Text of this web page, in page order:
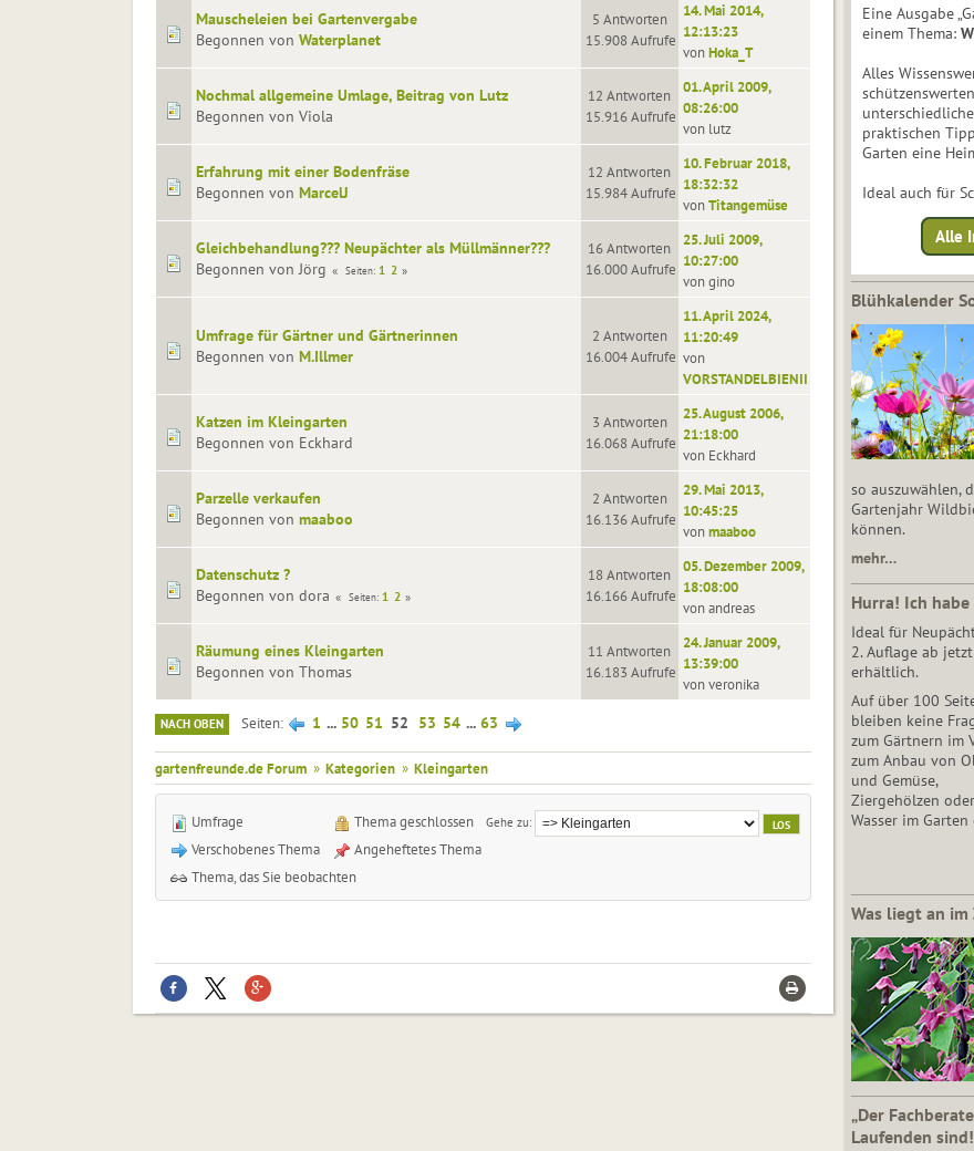
Mauscheleien bei Gartenvergabe
Begonnen von Waterplanet
5 Antworten
15.908 Aufrufe
14. Mai 2014,
12:13:23
vonHoka_T
Nochmal allgemeine Umlage, Beitrag von Lutz
Begonnen von Viola
12 Antworten
15.916 Aufrufe
01. April 2009,
08:26:00
von lutz
Erfahrung mit einer Bodenfräse
Begonnen von MarcelJ
12 Antworten
15.984 Aufrufe
10. Februar 2018,
18:32:32
vonTitangemüse
Gleichbehandlung??? Neupächter als Müllmänner???
Begonnen von Jörg
Seiten 1 2
16 Antworten
16.000 Aufrufe
25. Juli 2009,
10:27:00
von gino
Umfrage für Gärtner und Gärtnerinnen
Begonnen von M.Illmer
2 Antworten
16.004 Aufrufe
11. April 2024,
11:20:49
von
VORSTANDELBIENII
Katzen im Kleingarten
Begonnen von Eckhard
3 Antworten
16.068 Aufrufe
25. August 2006,
21:18:00
von Eckhard
Parzelle verkaufen
Begonnen von maaboo
2 Antworten
16.136 Aufrufe
29. Mai 2013,
10:45:25
vonmaaboo
Datenschutz ?
Begonnen von dora
Seiten 1 2
18 Antworten
16.166 Aufrufe
05. Dezember 2009,
18:08:00
von andreas
Räumung eines Kleingarten
Begonnen von Thomas
11 Antworten
16.183 Aufrufe
24. Januar 2009,
13:39:00
von veronika
NACH OBEN Seiten 1 ... 50 51 52 53 54 ... 63
gartenfreunde.de Forum » Kategorien » Kleingarten
Gehe zu
Umfrage
Verschobenes Thema
Thema geschlossen
Angeheftetes Thema
Thema, das Sie beobachten
Eine Ausgabe
einem Thema:
Alles
praktischen
Garten eine
Ideal auch für
Alle
Blühkalender
so auszuwählen,
Gartenjahr
können.
mehr…
Hurra! Ich
Ideal für
2. Auflage ab jetzt
erhältlich.
Auf über 100
bleiben keine
zum Gärtnern im
zum Anbau von
und Gemüse,
Ziergehölzen oder
Wasser im Garten
Was liegt an
„Der
Laufenden sind!